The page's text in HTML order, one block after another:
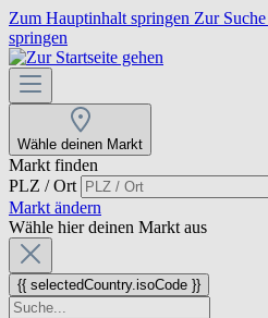
Zum Hauptinhalt springen Zur
springen
Wähle deinen Markt
Markt finden
PLZ / Ort
Markt ändern
Wähle hier deinen Markt aus
{{ selectedCountry.isoCode }}